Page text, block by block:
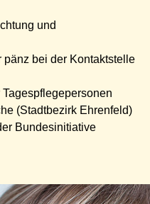
und
pänz bei der Kontaktstelle
(Stadtbezirk Ehrenfeld)
Bundesinitiative